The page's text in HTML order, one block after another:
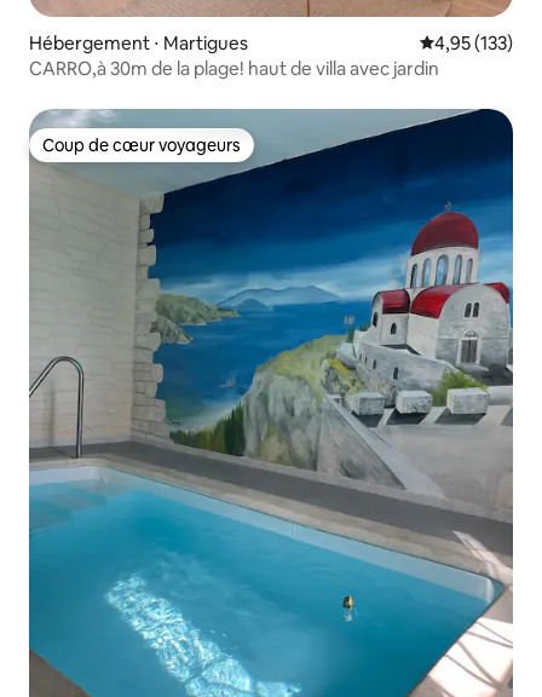
Hébergement ⋅ Martigues Évaluation
4,95 (133)
CARRO,à 30m de la plage! haut de villa avec jardin
Coup de cœur voyageurs
Coup de cœur voyageurs